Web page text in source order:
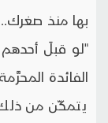
بها منذ صغرك..
"لو قبلَ
الفائدة
يتمكّن من